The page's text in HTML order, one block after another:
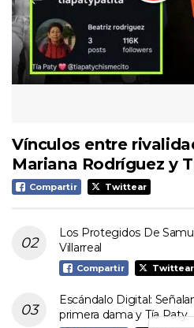
Vínculos entre
Mariana Rodríguez y
Compartir Twittear
Los Protegidos De
Villarreal
Compartir Twittear
Escándalo Digital:
primera dama y Tía Paty